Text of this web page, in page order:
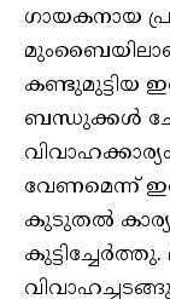
ഗായകനായ
കണ്ടുമുട്ടിയ
ബന്ധുക്കള്‍
വേണമെന്ന്
കുടുതല്‍